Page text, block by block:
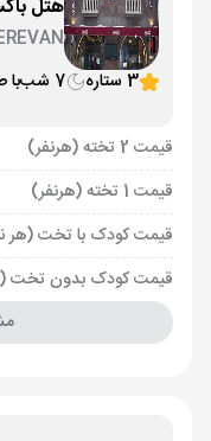
هتل
3 ستاره
7 شب با
قیمت 2 تخته (هرنفر)
قیمت 1 تخته (هرنفر)
قیمت کودک با تخت (هر
قیمت کودک بدون تخت